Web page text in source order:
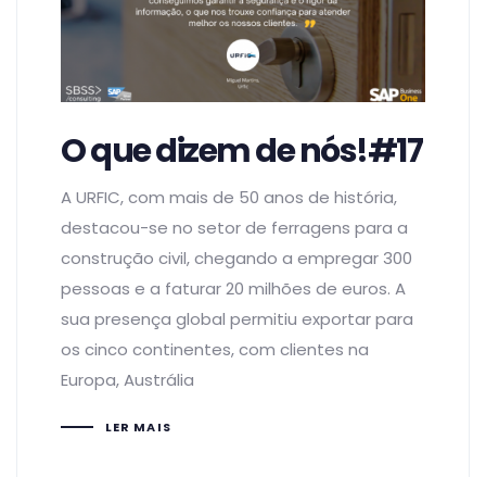
O que dizem de nós!#17
A URFIC, com mais de 50 anos de história,
destacou-se no setor de ferragens para a
construção civil, chegando a empregar 300
pessoas e a faturar 20 milhões de euros. A
sua presença global permitiu exportar para
os cinco continentes, com clientes na
Europa, Austrália
LER MAIS